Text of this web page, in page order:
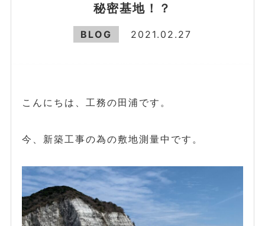
秘密基地！？
BLOG 2021.02.27
こんにちは、工務の田浦です。
今、新築工事の為の敷地測量中です。